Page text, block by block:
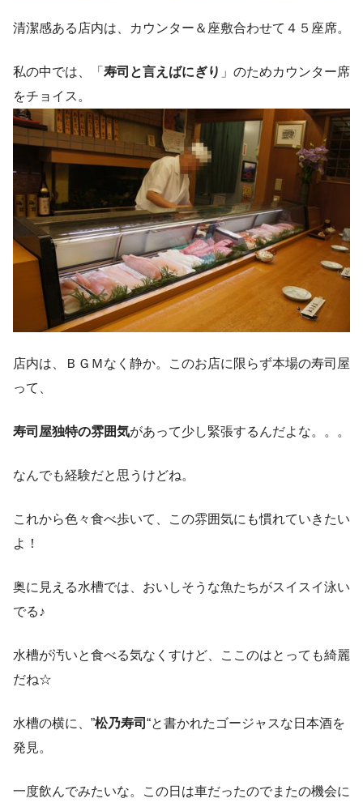
清潔感ある店内は、カウンター＆座敷合わせて４５座席。
私の中では、「 寿司と言えばにぎり 」のためカウンター席
をチョイス。
店内は、ＢＧＭなく静か。このお店に限らず本場の寿司屋
って、
寿司屋独特の雰囲気があって少し緊張するんだよな。。。
なんでも経験だと思うけどね。
これから色々食べ歩いて、この雰囲気にも慣れていきたい
よ！
奥に見える水槽では、おいしそうな魚たちがスイスイ泳い
でる♪
水槽が汚いと食べる気なくすけど、ここのはとっても綺麗
だね☆
水槽の横に、”松乃寿司 “と書かれたゴージャスな日本酒を
発見。
一度飲んでみたいな。この日は車だったのでまたの機会に